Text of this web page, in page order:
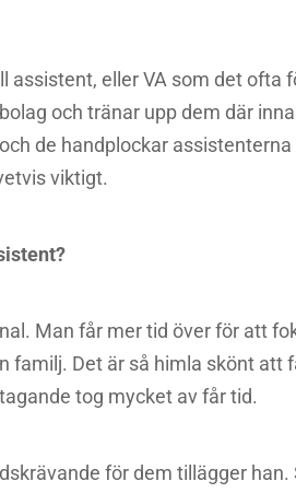
assistent, eller VA som det ofta
och tränar upp dem där
de handplockar
viktigt.
Man får mer tid över för att
familj. Det är så himla skönt att
tog mycket av får tid.
för dem tillägger